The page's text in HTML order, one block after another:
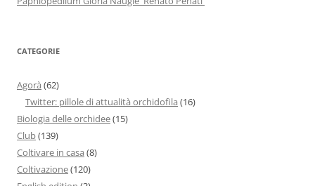
CATEGORIE
Agorà (62)
Twitter: pillole di attualità orchidofila (16)
Biologia delle orchidee(15)
Club(139)
Coltivare in casa (8)
Coltivazione(120)